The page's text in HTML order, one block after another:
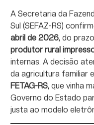
A Secretaria da
Sul (SEFAZ-RS)
abril de 2026, do
produtor rural
internas. A decisão
da agricultura familiar
FETAG-RS, que vinha
Governo do Estado
justa ao modelo